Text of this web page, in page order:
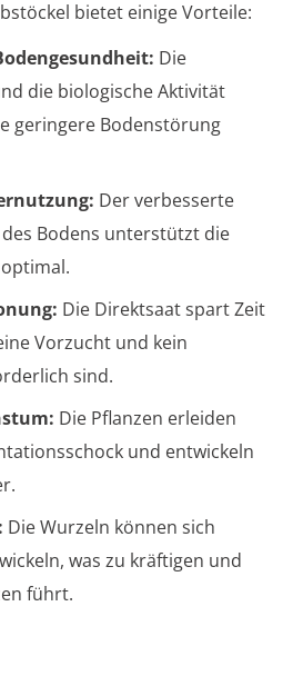
bietet einige Vorteile:
Die
die biologische Aktivität
geringere Bodenstörung
Der verbesserte
Bodens unterstützt die
Die Direktsaat spart Zeit
Vorzucht und kein
sind.
Die Pflanzen erleiden
und entwickeln
Die Wurzeln können sich
was zu kräftigen und
führt.